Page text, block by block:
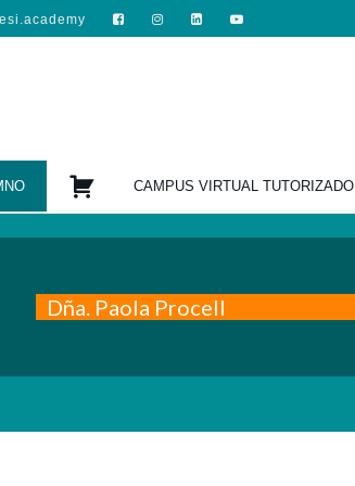
CAMPUS VIRTUAL TUTORIZADO
Dña. Paola Procell